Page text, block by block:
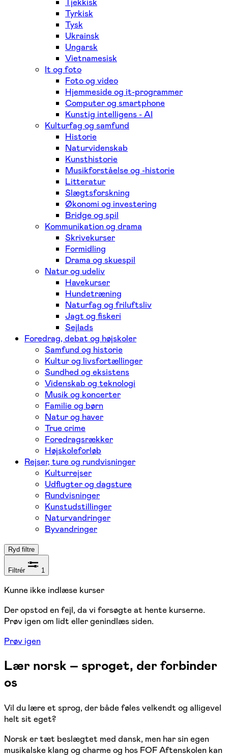
Tyrkisk
Tysk
Ukrainsk
Ungarsk
Vietnamesisk
It og foto
Foto og video
Hjemmeside og it-programmer
Computer og smartphone
Kunstig intelligens - AI
Kulturfag og samfund
Historie
Naturvidenskab
Kunsthistorie
Musikforståelse og -historie
Litteratur
Slægtsforskning
Økonomi og investering
Bridge og spil
Kommunikation og drama
Skrivekurser
Formidling
Drama og skuespil
Natur og udeliv
Havekurser
Hundetræning
Naturfag og friluftsliv
Jagt og fiskeri
Sejlads
Foredrag, debat og højskoler
Samfund og historie
Kultur og livsfortællinger
Sundhed og eksistens
Videnskab og teknologi
Musik og koncerter
Familie og børn
Natur og haver
True crime
Foredragsrækker
Højskoleforløb
Rejser, ture og rundvisninger
Kulturrejser
Udflugter og dagsture
Rundvisninger
Kunstudstillinger
Naturvandringer
Byvandringer
Ryd filtre
Filtrér 1
Kunne ikke indlæse kurser
Der opstod en fejl, da vi forsøgte at hente kurserne.
Prøv igen om lidt eller genindlæs siden.
Prøv igen
Lær norsk – sproget, der forbinder
os
Vil du lære et sprog, der både føles velkendt og alligevel
helt sit eget?
Norsk er tæt beslægtet med dansk, men har sin egen
musikalske klang og charme og hos FOF Aftenskolen kan